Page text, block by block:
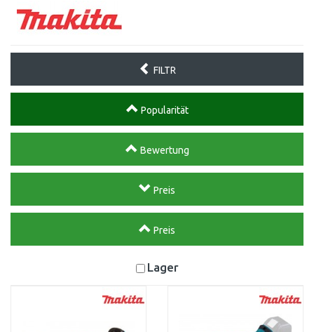
FILTR
Popularität
Bewertung
Preis
Preis
Lager